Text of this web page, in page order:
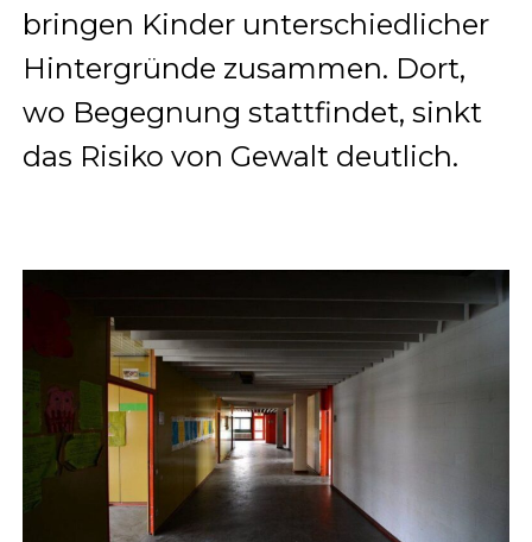
bringen Kinder unterschiedlicher
Hintergründe zusammen. Dort,
wo Begegnung stattfindet, sinkt
das Risiko von Gewalt deutlich.